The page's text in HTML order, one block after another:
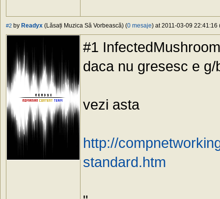
#2 by Readyx (Lăsați Muzica Să Vorbească) (0 mesaje) at 2011-03-09 22:41:16
#1
daca nu gresesc e
vezi asta
http://
standard.htm